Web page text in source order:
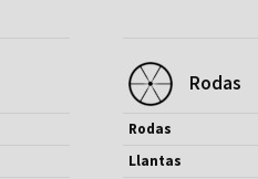
Rodas
Rodas
Llantas